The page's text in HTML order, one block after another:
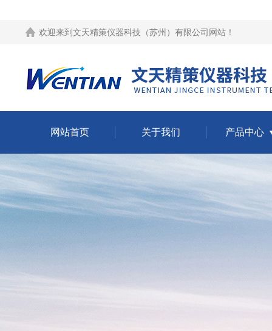
欢迎来到 文天精策仪器科技（苏州）有限公司网站 ！
网站首页 关于我们 产品中心